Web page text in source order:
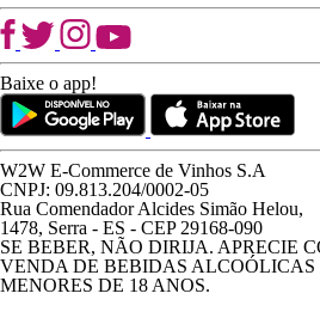
Baixe o app!
W2W E-Commerce de Vinhos S.A
CNPJ: 09.813.204/0002-05
Rua Comendador Alcides Simão Helou,
1478, Serra - ES - CEP 29168-090
SE BEBER, NÃO DIRIJA. APRECIE
VENDA DE BEBIDAS ALCOÓLICAS
MENORES DE 18 ANOS.